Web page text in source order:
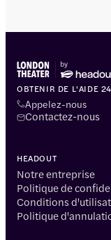
OBTENIR DE L'AIDE
Appelez-nous
Contactez-nous
HEADOUT
Notre entreprise
Politique de
Conditions
Politique